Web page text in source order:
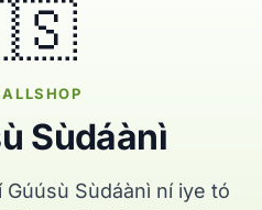
Sùdáànì
Sùdáànì ní iye tó